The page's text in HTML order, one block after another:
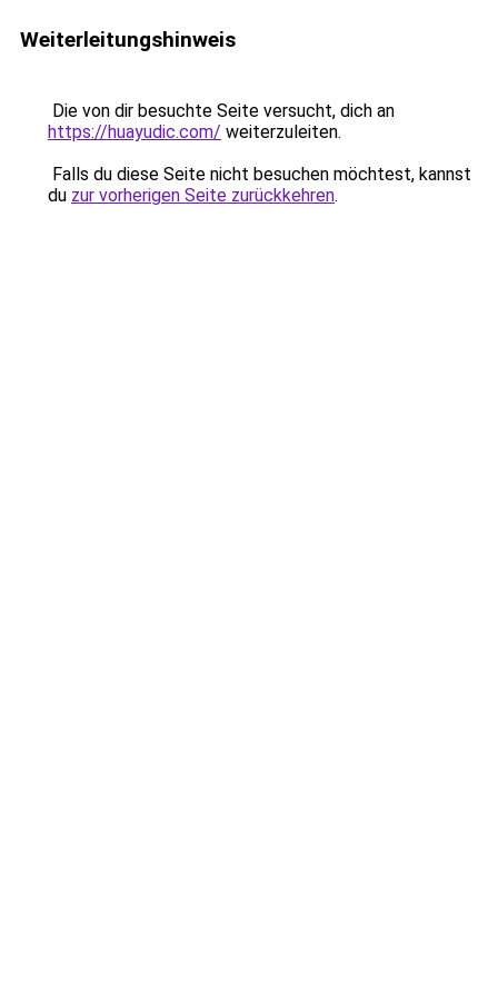
Weiterleitungshinweis
Die von dir besuchte Seite versucht, dich an
https://huayudic.com/ weiterzuleiten.
Falls du diese Seite nicht besuchen möchtest, kannst
du zur vorherigen Seite zurückkehren.